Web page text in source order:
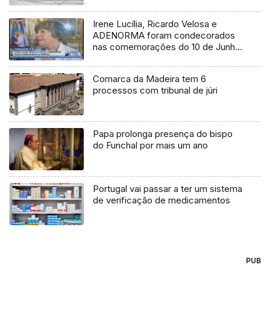
Irene Lucília, Ricardo Velosa e
ADENORMA foram condecorados
nas comemorações do 10 de Junho
Comarca da Madeira tem 6
processos com tribunal de júri
Papa prolonga presença do bispo
do Funchal por mais um ano
Portugal vai passar a ter um sistema
de verificação de medicamentos
PUB